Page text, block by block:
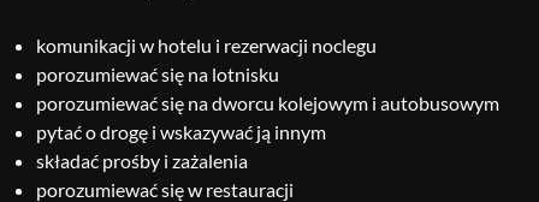
komunikacji w hotelu i rezerwacji noclegu
porozumiewać się na lotnisku
porozumiewać się na dworcu kolejowym i autobusowym
pytać o drogę i wskazywać ją innym
składać prośby i zażalenia
porozumiewać się w restauracji